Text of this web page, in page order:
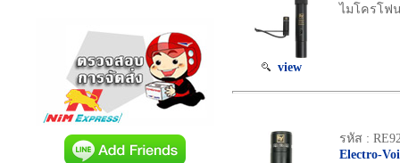
view
ไมโครโฟน
รหัส :
Electro-